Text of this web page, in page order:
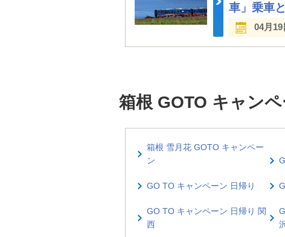
車」乗車
04月
箱根 GOTO キャン
箱根 雪月花 GOTO キャンペー
ン
GO TO キャンペーン 日帰り
GO TO キャンペーン 日帰り 関
西